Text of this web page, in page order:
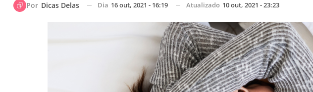
Por Dicas Delas Dia 16 out, 2021 - 16:19 Atualizado 10 out, 2021 - 23:23